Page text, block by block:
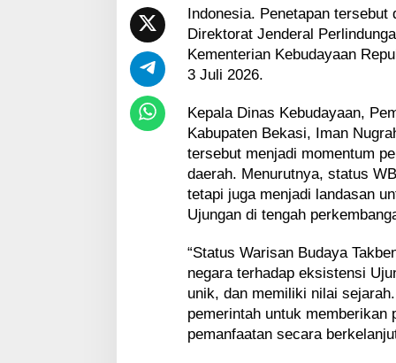
k
b
e
n
I
n
d
e
s
a
Indonesia. Penetapan
Direktorat Jenderal
Kementerian Kebudayaan
3 Juli 2026.
Kepala Dinas Kebudayaan,
Kabupaten Bekasi, Iman
tersebut menjadi momentum
daerah. Menurutnya, status
tetapi juga menjadi landasan
Ujungan di tengah
“Status Warisan Budaya
negara terhadap eksistensi
unik, dan memiliki nilai
pemerintah untuk memberikan
pemanfaatan secara